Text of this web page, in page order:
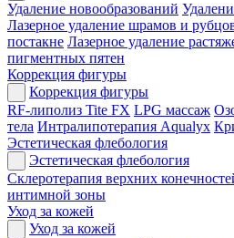
Удаление новообразований
Лазерное удаление шрамов и
постакне Лазерное удаление
пигментных пятен
Коррекция фигуры
Коррекция фигуры
RF-липолиз Tite FX LPG массаж
тела Интралипотерапия Aqualyx
Эстетическая флебология
Эстетическая флебология
Склеротерапия верхних
интимной зоны
Уход за кожей
Уход за кожей